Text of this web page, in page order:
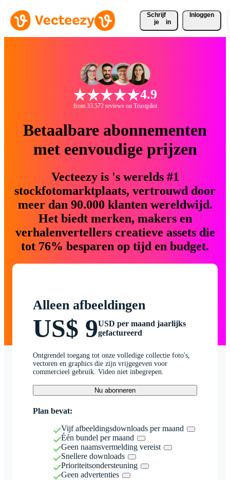
Schrijf
je
in
Inloggen
4.9
from 33.572 reviews on Trustpilot
Betaalbare abonnementen
met eenvoudige prijzen
Vecteezy is 's werelds #1
stockfotomarktplaats, vertrouwd door
meer dan 90.000 klanten wereldwijd.
Het biedt merken, makers en
verhalenvertellers creatieve assets die
tot 76% besparen op tijd en budget.
Alleen afbeeldingen
US$ 9USD per maand jaarlijks
gefactureerd
Ontgrendel toegang tot onze volledige collectie foto's,
vectoren en graphics die zijn vrijgegeven voor
commercieel gebruik. Video niet inbegrepen.
Nu abonneren
Plan bevat:
Vijf afbeeldingsdownloads per maand
Één bundel per maand
Geen naamsvermelding vereist
Snellere downloads
Prioriteitsondersteuning
Geen advertenties